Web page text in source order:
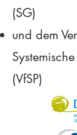
(SG)
und dem
(VfSP)